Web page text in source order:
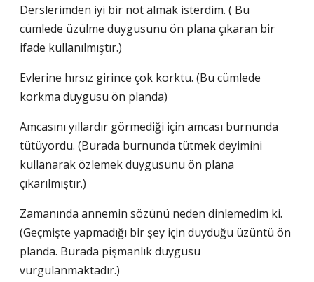
Derslerimden iyi bir not almak isterdim. ( Bu
cümlede üzülme duygusunu ön plana çıkaran bir
ifade kullanılmıştır.)
Evlerine hırsız girince çok korktu. (Bu cümlede
korkma duygusu ön planda)
Amcasını yıllardır görmediği için amcası burnunda
tütüyordu. (Burada burnunda tütmek deyimini
kullanarak özlemek duygusunu ön plana
çıkarılmıştır.)
Zamanında annemin sözünü neden dinlemedim ki.
(Geçmişte yapmadığı bir şey için duyduğu üzüntü ön
planda. Burada pişmanlık duygusu
vurgulanmaktadır.)